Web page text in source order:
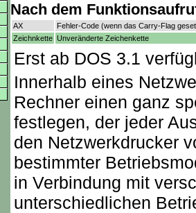
Nach dem
AX
Fehler-Code (wenn das Carry-Flag
Zeichnkette Unveränderte Zeichenkette
Erst ab DOS 3.1
Innerhalb eines
Rechner einen ganz
festlegen, der jeder
den Netzwerkdrucker
bestimmter
in Verbindung mit
unterschiedlichen